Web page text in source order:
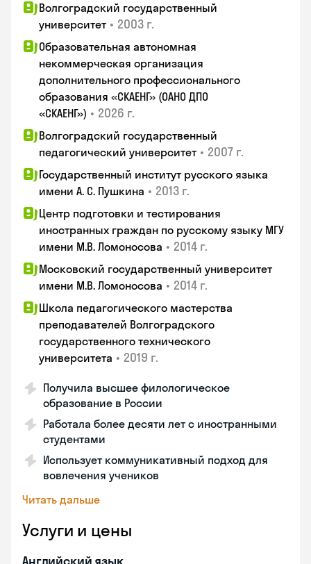
Волгоградский государственный
университет • 2003 г.
Образовательная автономная
некоммерческая организация
дополнительного профессионального
образования «СКАЕНГ» (ОАНО ДПО
«СКАЕНГ») • 2026 г.
Волгоградский государственный
педагогический университет • 2007 г.
Государственный институт русского языка
имени А. С. Пушкина • 2013 г.
Центр подготовки и тестирования
иностранных граждан по русскому языку МГУ
имени М.В. Ломоносова • 2014 г.
Московский государственный университет
имени М.В. Ломоносова • 2014 г.
Школа педагогического мастерства
преподавателей Волгоградского
государственного технического
университета • 2019 г.
Получила высшее филологическое
образование в России
Работала более десяти лет с иностранными
студентами
Использует коммуникативный подход для
вовлечения учеников
Читать дальше
Услуги и цены